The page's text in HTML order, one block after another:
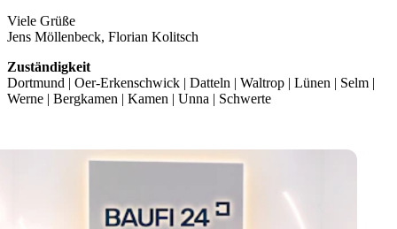
Viele Grüße
Jens Möllenbeck, Florian Kolitsch
Zuständigkeit
Dortmund | Oer-Erkenschwick | Datteln | Waltrop | Lünen | Selm |
Werne | Bergkamen | Kamen | Unna | Schwerte